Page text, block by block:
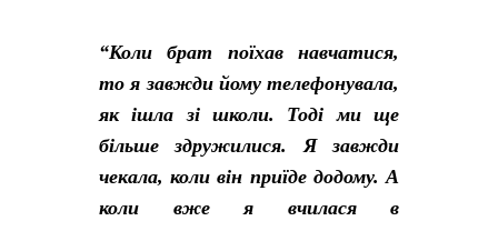
“Коли брат поїхав навчатися,
то я завжди йому телефонувала,
як ішла зі школи. Тоді ми ще
більше здружилися. Я завжди
чекала, коли він приїде додому. А
коли вже я вчилася в